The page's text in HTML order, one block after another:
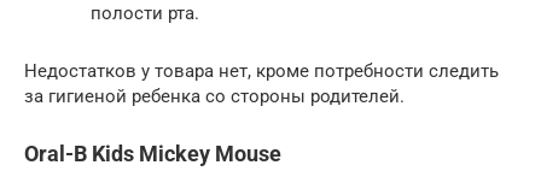
полости рта.
Недостатков у товара нет, кроме потребности следить
за гигиеной ребенка со стороны родителей.
Oral-B Kids Mickey Mouse